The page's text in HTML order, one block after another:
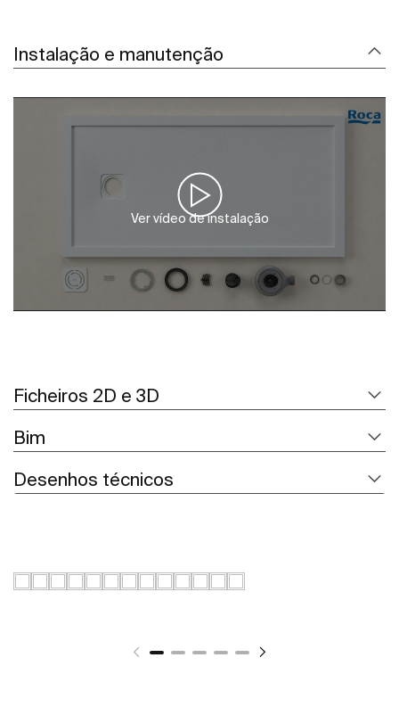
Instalação e manutenção
Ver vídeo de instalação
Ficheiros 2D e 3D
Bim
Desenhos técnicos